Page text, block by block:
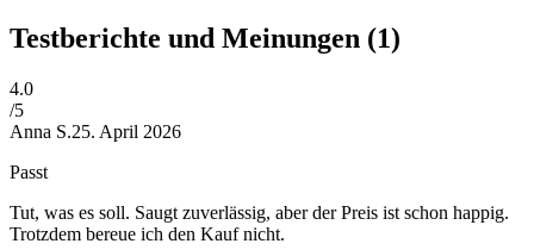
Testberichte und Meinungen (1)
4.0
/5
Anna S.25. April 2026
Passt
Tut, was es soll. Saugt zuverlässig, aber der Preis ist schon happig.
Trotzdem bereue ich den Kauf nicht.